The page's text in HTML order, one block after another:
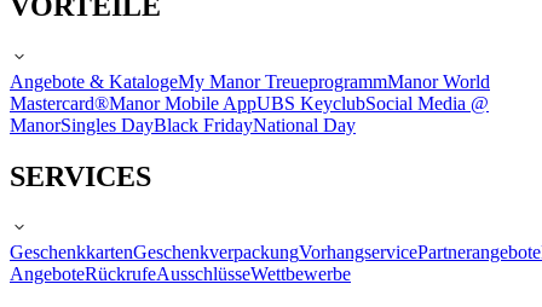
Angebote & KatalogeMy Manor TreueprogrammManor World
Mastercard®Manor Mobile AppUBS KeyclubSocial Media @
ManorSingles DayBlack FridayNational Day
SERVICES
GeschenkkartenGeschenkverpackungVorhangservicePartnerangebote
AngeboteRückrufeAusschlüsseWettbewerbe